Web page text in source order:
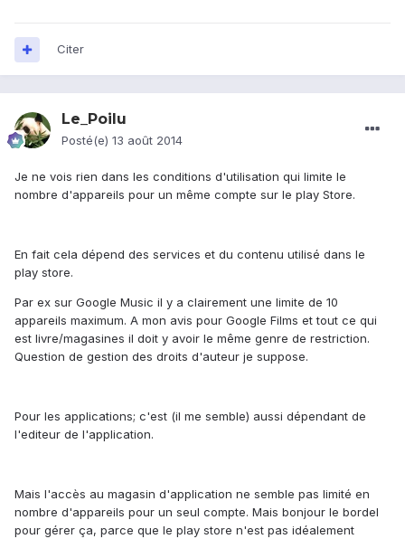
Citer
Le_Poilu
Posté(e) 13 août 2014
Je ne vois rien dans les conditions d'utilisation qui limite le
nombre d'appareils pour un même compte sur le play Store.
En fait cela dépend des services et du contenu utilisé dans le
play store.
Par ex sur Google Music il y a clairement une limite de 10
appareils maximum. A mon avis pour Google Films et tout ce qui
est livre/magasines il doit y avoir le même genre de restriction.
Question de gestion des droits d'auteur je suppose.
Pour les applications; c'est (il me semble) aussi dépendant de
l'editeur de l'application.
Mais l'accès au magasin d'application ne semble pas limité en
nombre d'appareils pour un seul compte. Mais bonjour le bordel
pour gérer ça, parce que le play store n'est pas idéalement